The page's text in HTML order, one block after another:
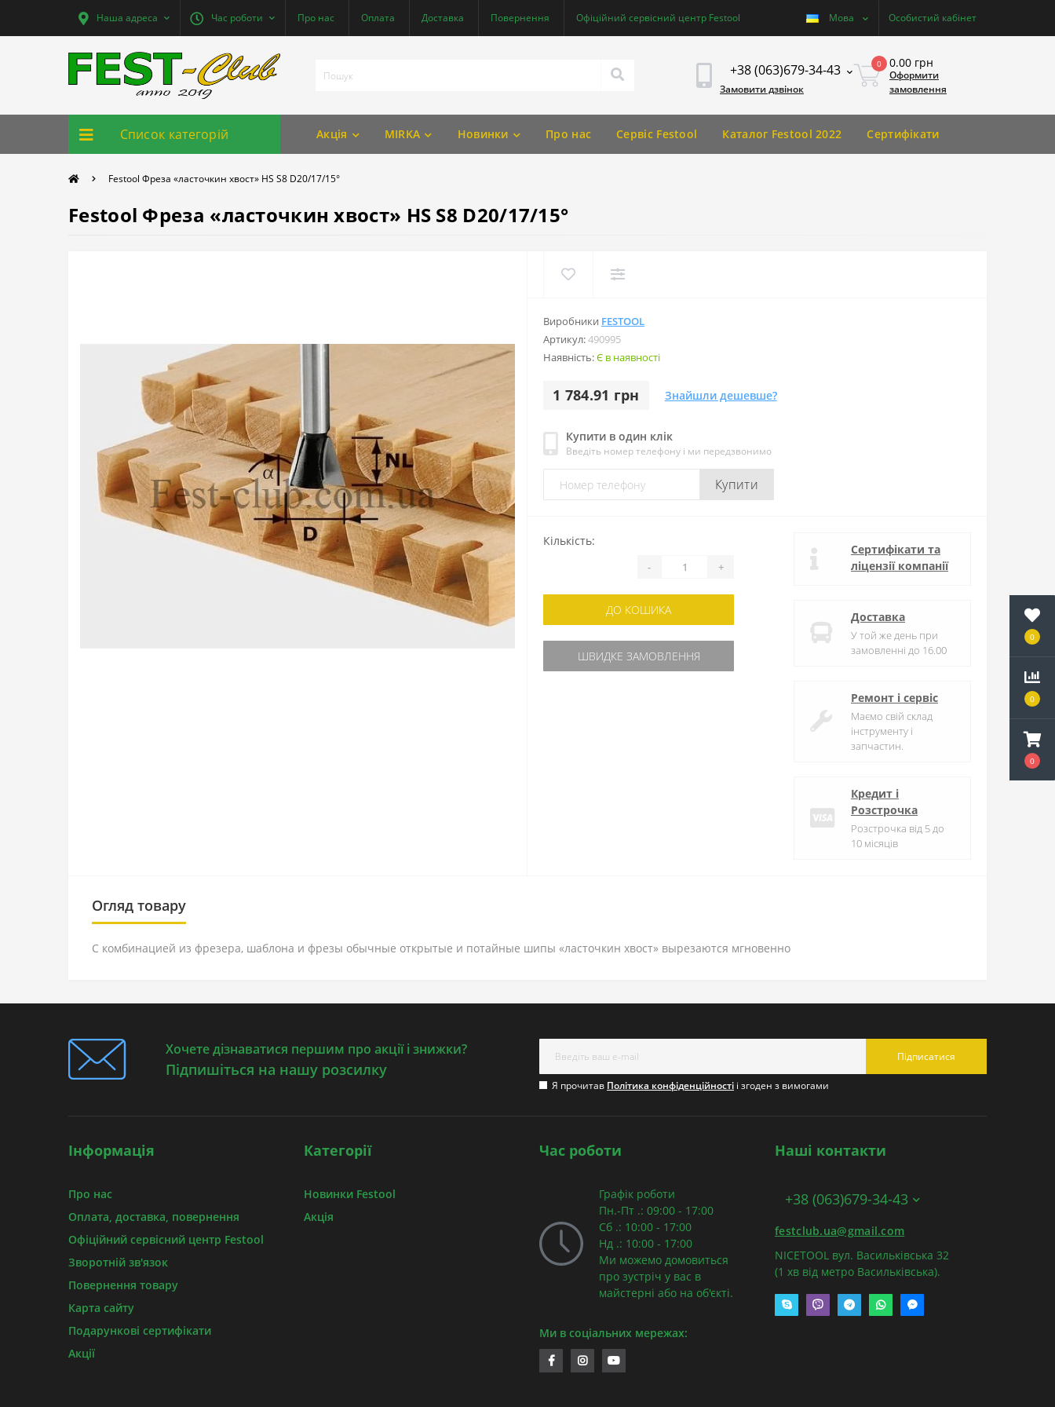
0
0
0
Наша адреса Час роботи Про нас Оплата Доставка Повернення Офіційний сервісний центр Festool Мова Особистий кабінет
+38 (063)679-34-43
Замовити дзвінок
0 0.00 грн
Оформити
замовлення
Список категорій Акція MIRKA Новинки Про нас Сервіс Festool Каталог Festool 2022 Сертифікати
Festool Фреза «ласточкин хвост» HS S8 D20/17/15°
Festool Фреза «ласточкин хвост» HS S8 D20/17/15°
Виробники FESTOOL
Артикул:490995
Наявність:Є в наявності
1 784.91 грн Знайшли дешевше?
Купити в один клік
Введіть номер телефону і ми передзвонимо
Купити
Кількість:
- +
ДО КОШИКА
ШВИДКЕ ЗАМОВЛЕННЯ
Сертифікати та
ліцензії компанії
Доставка
У той же день при
замовленні до 16.00
Ремонт і сервіс
Маємо свій склад
інструменту і
запчастин.
Кредит і
Розстрочка
Розстрочка від 5 до
10 місяців
Огляд товару
С комбинацией из фрезера, шаблона и фрезы обычные открытые и потайные шипы «ласточкин хвост» вырезаются мгновенно
Хочете дізнаватися першим про акції і знижки?
Підпишіться на нашу розсилку
Підписатися
Я прочитав Політика конфіденційності і згоден з вимогами
Інформація
Про нас
Оплата, доставка, повернення
Офіційний сервісний центр Festool
Зворотній зв'язок
Повернення товару
Карта сайту
Подарункові сертифікати
Акції
Категорії
Новинки Festool
Акція
Час роботи
Графік роботи
Пн.-Пт .: 09:00 - 17:00
Сб .: 10:00 - 17:00
Нд .: 10:00 - 17:00
Ми можемо домовиться
про зустріч у вас в
майстерні або на об'єкті.
Ми в соціальних мережах:
Наші контакти
+38 (063)679-34-43
festclub.ua@gmail.com
NICETOOL вул. Васильківська 32
(1 хв від метро Васильківська).